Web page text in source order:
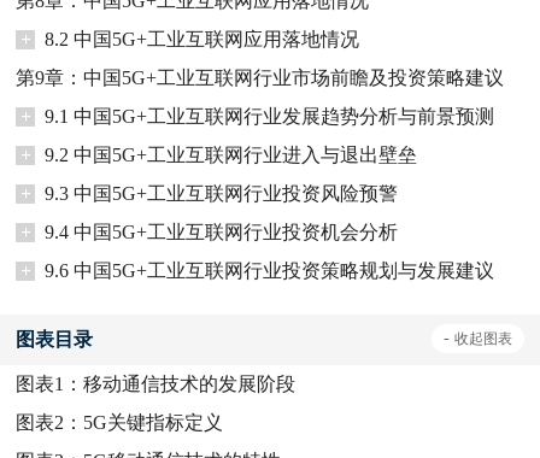
+
8.2 中国5G+工业互联网应用落地情况
第9章：中国5G+工业互联网行业市场前瞻及投资策略建议
+
9.1 中国5G+工业互联网行业发展趋势分析与前景预测
+
9.2 中国5G+工业互联网行业进入与退出壁垒
+
9.3 中国5G+工业互联网行业投资风险预警
+
9.4 中国5G+工业互联网行业投资机会分析
+
9.6 中国5G+工业互联网行业投资策略规划与发展建议
图表目录 - 收起图表
图表1：移动通信技术的发展阶段
图表2： 5G关键指标定义